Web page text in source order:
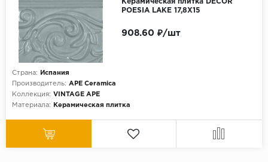
Керамическая плитка DECOR
POESIA LAKE 17,8X15
Страна:
Испания
Производитель: APE Ceramica
Коллекция: VINTAGE APE
Материала:
Керамическая плитка
908.60 ₽/шт